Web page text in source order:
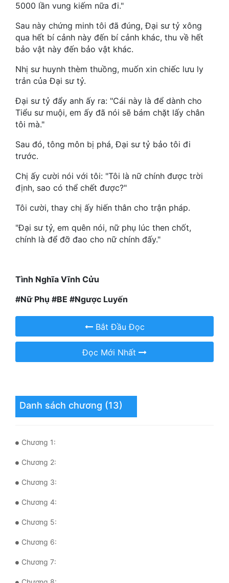
Gia Đấu
Góc Nhìn Nam
Góc Nhìn Nữ
Huyền Huyễn
Huyền Nghi
Huyền Ảo
Hài Hước
Hệ Thống
Khoa Huyễn
Khoa Huyễn Không Gian
Kinh Dị
Mạt Thế
Phương Tây
Phản Phái
Quan Trường
5000 lần vung kiếm nữa đi."
Sau này chứng minh tôi đã đúng, Đại sư tỷ xông
qua hết bí cảnh này đến bí cảnh khác, thu về hết
bảo vật này đến bảo vật khác.
Nhị sư huynh thèm thuồng, muốn xin chiếc lưu ly
trản của Đại sư tỷ.
Đại sư tỷ đẩy anh ấy ra: "Cái này là để dành cho
Tiểu sư muội, em ấy đã nói sẽ bám chặt lấy chân
tôi mà."
Sau đó, tông môn bị phá, Đại sư tỷ bảo tôi đi
trước.
Chị ấy cười nói với tôi: "Tôi là nữ chính được trời
định, sao có thể chết được?"
Tôi cười, thay chị ấy hiến thân cho trận pháp.
"Đại sư tỷ, em quên nói, nữ phụ lúc then chốt,
chính là để đỡ đao cho nữ chính đấy."
Tình Nghĩa Vĩnh Cửu
#Nữ Phụ #BE #Ngược Luyến
Bắt Đầu Đọc
Đọc Mới Nhất
Danh sách chương (13)
Chương 1:
Chương 2:
Chương 3:
Chương 4:
Chương 5:
Chương 6:
Chương 7: